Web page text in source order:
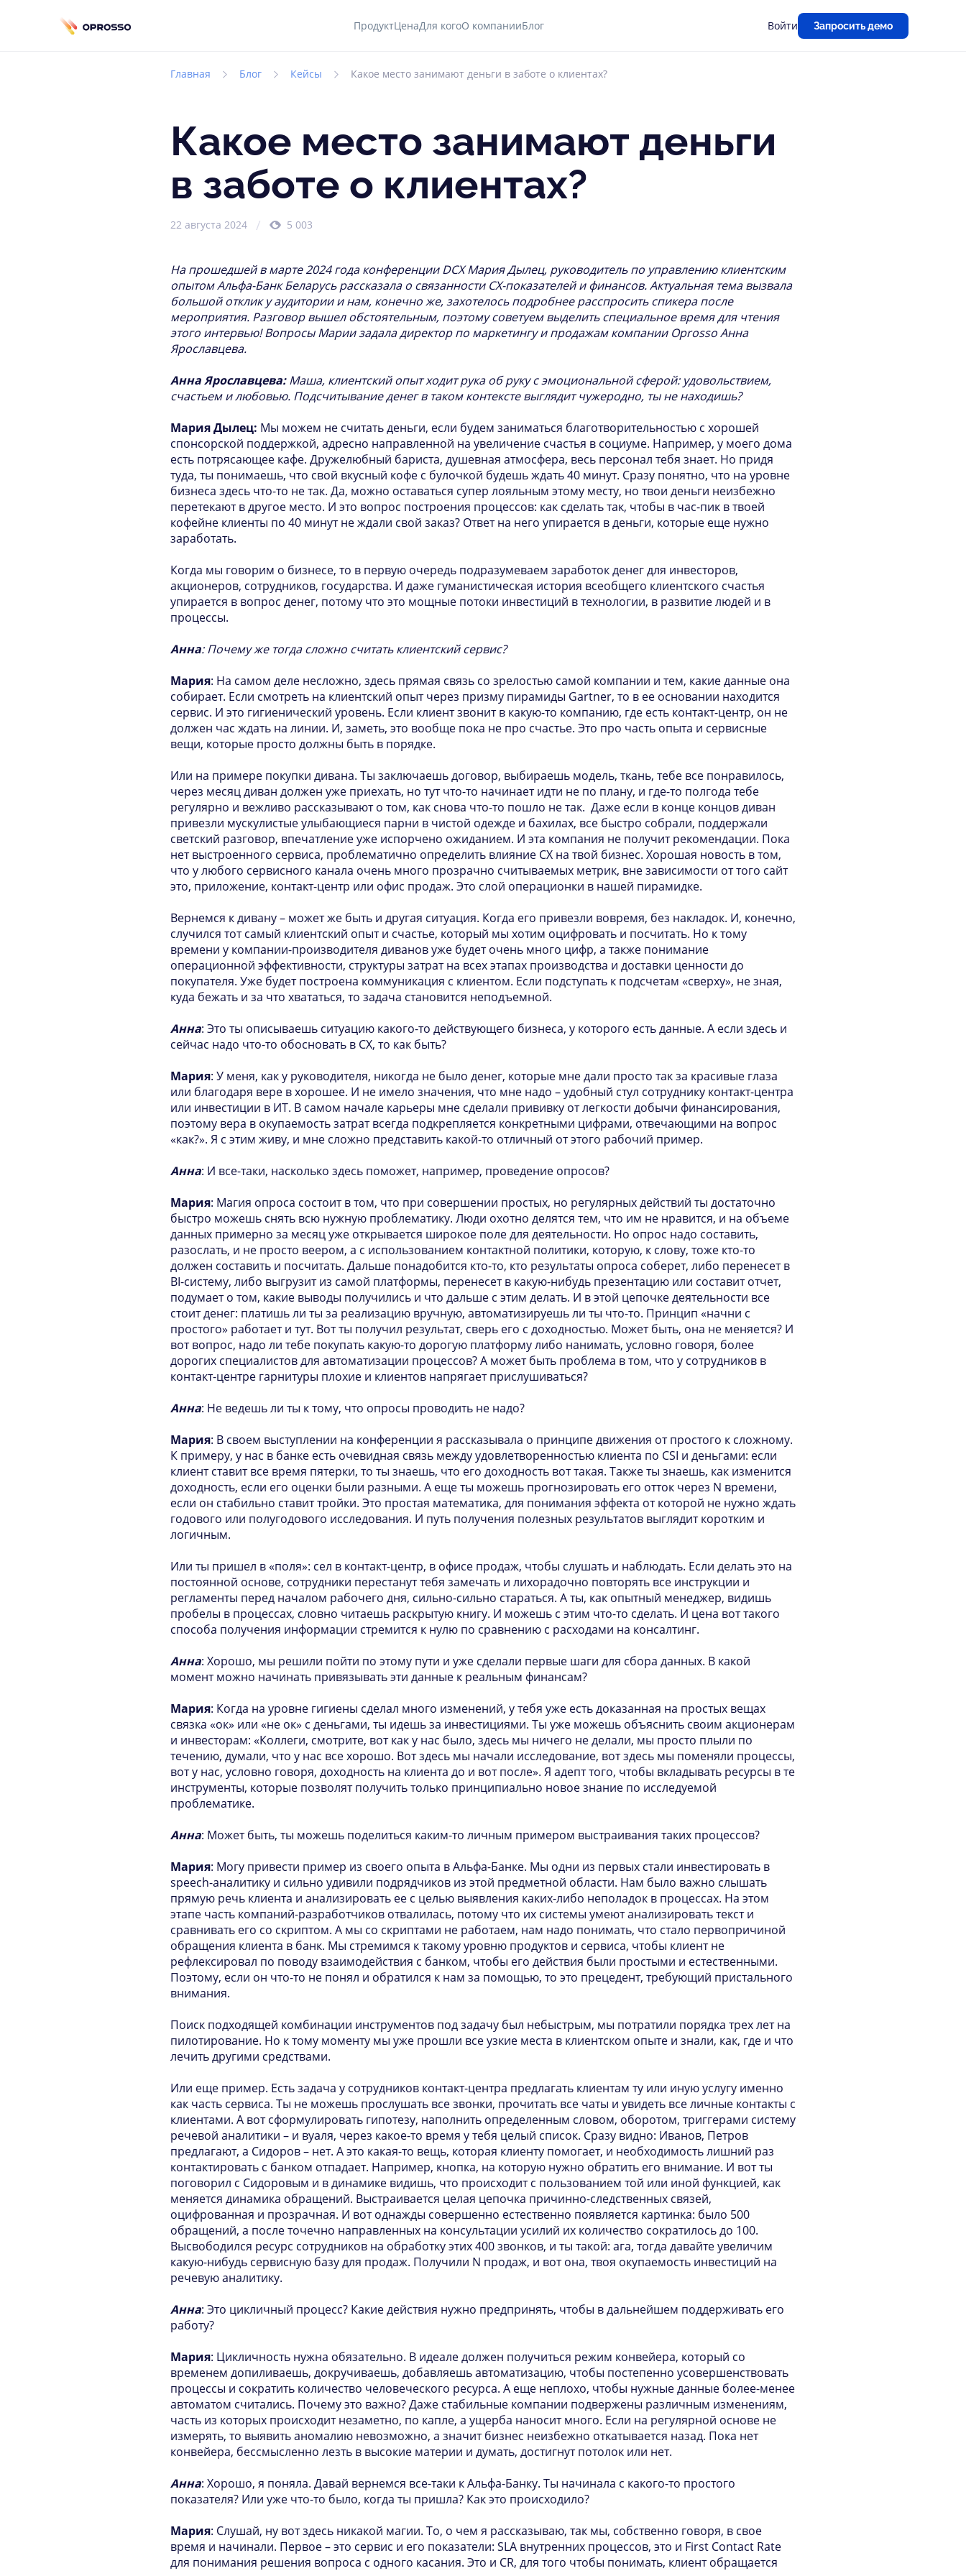
ПродуктЦенаДля когоО компанииБлог Войти Запросить демо
Главная Блог Кейсы Какое место занимают деньги в заботе о клиентах?
Какое место занимают деньги
в заботе о клиентах?
22 августа 2024 5 003
На прошедшей в марте 2024 года конференции DCX Мария Дылец, руководитель по управлению клиентским
опытом Альфа-Банк Беларусь рассказала о связанности СХ-показателей и финансов. Актуальная тема вызвала
большой отклик у аудитории и нам, конечно же, захотелось подробнее расспросить спикера после
мероприятия. Разговор вышел обстоятельным, поэтому советуем выделить специальное время для чтения
этого интервью! Вопросы Марии задала директор по маркетингу и продажам компании Oprosso Анна
Ярославцева.
Анна Ярославцева:Маша, клиентский опыт ходит рука об руку с эмоциональной сферой: удовольствием,
счастьем и любовью. Подсчитывание денег в таком контексте выглядит чужеродно, ты не находишь?
Мария Дылец: Мы можем не считать деньги, если будем заниматься благотворительностью с хорошей
спонсорской поддержкой, адресно направленной на увеличение счастья в социуме. Например, у моего дома
есть потрясающее кафе. Дружелюбный бариста, душевная атмосфера, весь персонал тебя знает. Но придя
туда, ты понимаешь, что свой вкусный кофе с булочкой будешь ждать 40 минут. Сразу понятно, что на уровне
бизнеса здесь что-то не так. Да, можно оставаться супер лояльным этому месту, но твои деньги неизбежно
перетекают в другое место. И это вопрос построения процессов: как сделать так, чтобы в час-пик в твоей
кофейне клиенты по 40 минут не ждали свой заказ? Ответ на него упирается в деньги, которые еще нужно
заработать.
Когда мы говорим о бизнесе, то в первую очередь подразумеваем заработок денег для инвесторов,
акционеров, сотрудников, государства. И даже гуманистическая история всеобщего клиентского счастья
упирается в вопрос денег, потому что это мощные потоки инвестиций в технологии, в развитие людей и в
процессы.
Анна: Почему же тогда сложно считать клиентский сервис?
Мария: На самом деле несложно, здесь прямая связь со зрелостью самой компании и тем, какие данные она
собирает. Если смотреть на клиентский опыт через призму пирамиды Gartner, то в ее основании находится
сервис. И это гигиенический уровень. Если клиент звонит в какую-то компанию, где есть контакт-центр, он не
должен час ждать на линии. И, заметь, это вообще пока не про счастье. Это про часть опыта и сервисные
вещи, которые просто должны быть в порядке.
Или на примере покупки дивана. Ты заключаешь договор, выбираешь модель, ткань, тебе все понравилось,
через месяц диван должен уже приехать, но тут что-то начинает идти не по плану, и где-то полгода тебе
регулярно и вежливо рассказывают о том, как снова что-то пошло не так. Даже если в конце концов диван
привезли мускулистые улыбающиеся парни в чистой одежде и бахилах, все быстро собрали, поддержали
светский разговор, впечатление уже испорчено ожиданием. И эта компания не получит рекомендации. Пока
нет выстроенного сервиса, проблематично определить влияние СХ на твой бизнес. Хорошая новость в том,
что у любого сервисного канала очень много прозрачно считываемых метрик, вне зависимости от того сайт
это, приложение, контакт-центр или офис продаж. Это слой операционки в нашей пирамидке.
Вернемся к дивану – может же быть и другая ситуация. Когда его привезли вовремя, без накладок. И, конечно,
случился тот самый клиентский опыт и счастье, который мы хотим оцифровать и посчитать. Но к тому
времени у компании-производителя диванов уже будет очень много цифр, а также понимание
операционной эффективности, структуры затрат на всех этапах производства и доставки ценности до
покупателя. Уже будет построена коммуникация с клиентом. Если подступать к подсчетам «сверху», не зная,
куда бежать и за что хвататься, то задача становится неподъемной.
Анна: Это ты описываешь ситуацию какого-то действующего бизнеса, у которого есть данные. А если здесь и
сейчас надо что-то обосновать в СХ, то как быть?
Мария: У меня, как у руководителя, никогда не было денег, которые мне дали просто так за красивые глаза
или благодаря вере в хорошее. И не имело значения, что мне надо – удобный стул сотруднику контакт-центра
или инвестиции в ИТ. В самом начале карьеры мне сделали прививку от легкости добычи финансирования,
поэтому вера в окупаемость затрат всегда подкрепляется конкретными цифрами, отвечающими на вопрос
«как?». Я с этим живу, и мне сложно представить какой-то отличный от этого рабочий пример.
Анна: И все-таки, насколько здесь поможет, например, проведение опросов?
Мария: Магия опроса состоит в том, что при совершении простых, но регулярных действий ты достаточно
быстро можешь снять всю нужную проблематику. Люди охотно делятся тем, что им не нравится, и на объеме
данных примерно за месяц уже открывается широкое поле для деятельности. Но опрос надо составить,
разослать, и не просто веером, а с использованием контактной политики, которую, к слову, тоже кто-то
должен составить и посчитать. Дальше понадобится кто-то, кто результаты опроса соберет, либо перенесет в
BI-систему, либо выгрузит из самой платформы, перенесет в какую-нибудь презентацию или составит отчет,
подумает о том, какие выводы получились и что дальше с этим делать. И в этой цепочке деятельности все
стоит денег: платишь ли ты за реализацию вручную, автоматизируешь ли ты что-то. Принцип «начни с
простого» работает и тут. Вот ты получил результат, сверь его с доходностью. Может быть, она не меняется? И
вот вопрос, надо ли тебе покупать какую-то дорогую платформу либо нанимать, условно говоря, более
дорогих специалистов для автоматизации процессов? А может быть проблема в том, что у сотрудников в
контакт-центре гарнитуры плохие и клиентов напрягает прислушиваться?
Анна: Не ведешь ли ты к тому, что опросы проводить не надо?
Мария: В своем выступлении на конференции я рассказывала о принципе движения от простого к сложному.
К примеру, у нас в банке есть очевидная связь между удовлетворенностью клиента по CSI и деньгами: если
клиент ставит все время пятерки, то ты знаешь, что его доходность вот такая. Также ты знаешь, как изменится
доходность, если его оценки были разными. А еще ты можешь прогнозировать его отток через N времени,
если он стабильно ставит тройки. Это простая математика, для понимания эффекта от которой не нужно ждать
годового или полугодового исследования. И путь получения полезных результатов выглядит коротким и
логичным.
Или ты пришел в «поля»: сел в контакт-центр, в офисе продаж, чтобы слушать и наблюдать. Если делать это на
постоянной основе, сотрудники перестанут тебя замечать и лихорадочно повторять все инструкции и
регламенты перед началом рабочего дня, сильно-сильно стараться. А ты, как опытный менеджер, видишь
пробелы в процессах, словно читаешь раскрытую книгу. И можешь с этим что-то сделать. И цена вот такого
способа получения информации стремится к нулю по сравнению с расходами на консалтинг.
Анна: Хорошо, мы решили пойти по этому пути и уже сделали первые шаги для сбора данных. В какой
момент можно начинать привязывать эти данные к реальным финансам?
Мария: Когда на уровне гигиены сделал много изменений, у тебя уже есть доказанная на простых вещах
связка «ок» или «не ок» с деньгами, ты идешь за инвестициями. Ты уже можешь объяснить своим акционерам
и инвесторам: «Коллеги, смотрите, вот как у нас было, здесь мы ничего не делали, мы просто плыли по
течению, думали, что у нас все хорошо. Вот здесь мы начали исследование, вот здесь мы поменяли процессы,
вот у нас, условно говоря, доходность на клиента до и вот после». Я адепт того, чтобы вкладывать ресурсы в те
инструменты, которые позволят получить только принципиально новое знание по исследуемой
проблематике.
Анна: Может быть, ты можешь поделиться каким-то личным примером выстраивания таких процессов?
Мария: Могу привести пример из своего опыта в Альфа-Банке. Мы одни из первых стали инвестировать в
speech-аналитику и сильно удивили подрядчиков из этой предметной области. Нам было важно слышать
прямую речь клиента и анализировать ее с целью выявления каких-либо неполадок в процессах. На этом
этапе часть компаний-разработчиков отвалилась, потому что их системы умеют анализировать текст и
сравнивать его со скриптом. А мы со скриптами не работаем, нам надо понимать, что стало первопричиной
обращения клиента в банк. Мы стремимся к такому уровню продуктов и сервиса, чтобы клиент не
рефлексировал по поводу взаимодействия с банком, чтобы его действия были простыми и естественными.
Поэтому, если он что-то не понял и обратился к нам за помощью, то это прецедент, требующий пристального
внимания.
Поиск подходящей комбинации инструментов под задачу был небыстрым, мы потратили порядка трех лет на
пилотирование. Но к тому моменту мы уже прошли все узкие места в клиентском опыте и знали, как, где и что
лечить другими средствами.
Или еще пример. Есть задача у сотрудников контакт-центра предлагать клиентам ту или иную услугу именно
как часть сервиса. Ты не можешь прослушать все звонки, прочитать все чаты и увидеть все личные контакты с
клиентами. А вот сформулировать гипотезу, наполнить определенным словом, оборотом, триггерами систему
речевой аналитики – и вуаля, через какое-то время у тебя целый список. Сразу видно: Иванов, Петров
предлагают, а Сидоров – нет. А это какая-то вещь, которая клиенту помогает, и необходимость лишний раз
контактировать с банком отпадает. Например, кнопка, на которую нужно обратить его внимание. И вот ты
поговорил с Сидоровым и в динамике видишь, что происходит с пользованием той или иной функцией, как
меняется динамика обращений. Выстраивается целая цепочка причинно-следственных связей,
оцифрованная и прозрачная. И вот однажды совершенно естественно появляется картинка: было 500
обращений, а после точечно направленных на консультации усилий их количество сократилось до 100.
Высвободился ресурс сотрудников на обработку этих 400 звонков, и ты такой: ага, тогда давайте увеличим
какую-нибудь сервисную базу для продаж. Получили N продаж, и вот она, твоя окупаемость инвестиций на
речевую аналитику.
Анна: Это цикличный процесс? Какие действия нужно предпринять, чтобы в дальнейшем поддерживать его
работу?
Мария: Цикличность нужна обязательно. В идеале должен получиться режим конвейера, который со
временем допиливаешь, докручиваешь, добавляешь автоматизацию, чтобы постепенно усовершенствовать
процессы и сократить количество человеческого ресурса. А еще неплохо, чтобы нужные данные более-менее
автоматом считались. Почему это важно? Даже стабильные компании подвержены различным изменениям,
часть из которых происходит незаметно, по капле, а ущерба наносит много. Если на регулярной основе не
измерять, то выявить аномалию невозможно, а значит бизнес неизбежно откатывается назад. Пока нет
конвейера, бессмысленно лезть в высокие материи и думать, достигнут потолок или нет.
Анна: Хорошо, я поняла. Давай вернемся все-таки к Альфа-Банку. Ты начинала с какого-то простого
показателя? Или уже что-то было, когда ты пришла? Как это происходило?
Мария: Слушай, ну вот здесь никакой магии. То, о чем я рассказываю, так мы, собственно говоря, в свое
время и начинали. Первое – это сервис и его показатели: SLA внутренних процессов, это и First Contact Rate
для понимания решения вопроса с одного касания. Это и CR, для того чтобы понимать, клиент обращается